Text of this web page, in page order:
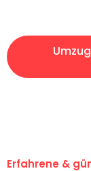
Erfahrene &